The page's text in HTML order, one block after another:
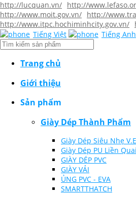
http://lucquan.vn/ http://
http://www.moit.gov.vn/ http://
http://www.itpc.hochiminhcity.gov.vn/
Tiếng Việt
Tiếng Anh
Trang chủ
Giới thiệu
Sản phẩm
Giày Dép Thành Phẩm
Giày Dép Siêu Nhẹ
Giày Dép PU Liền Quai
GIÀY DÉP PVC
GIÀY VẢI
ỦNG PVC - EVA
SMARTTHATCH